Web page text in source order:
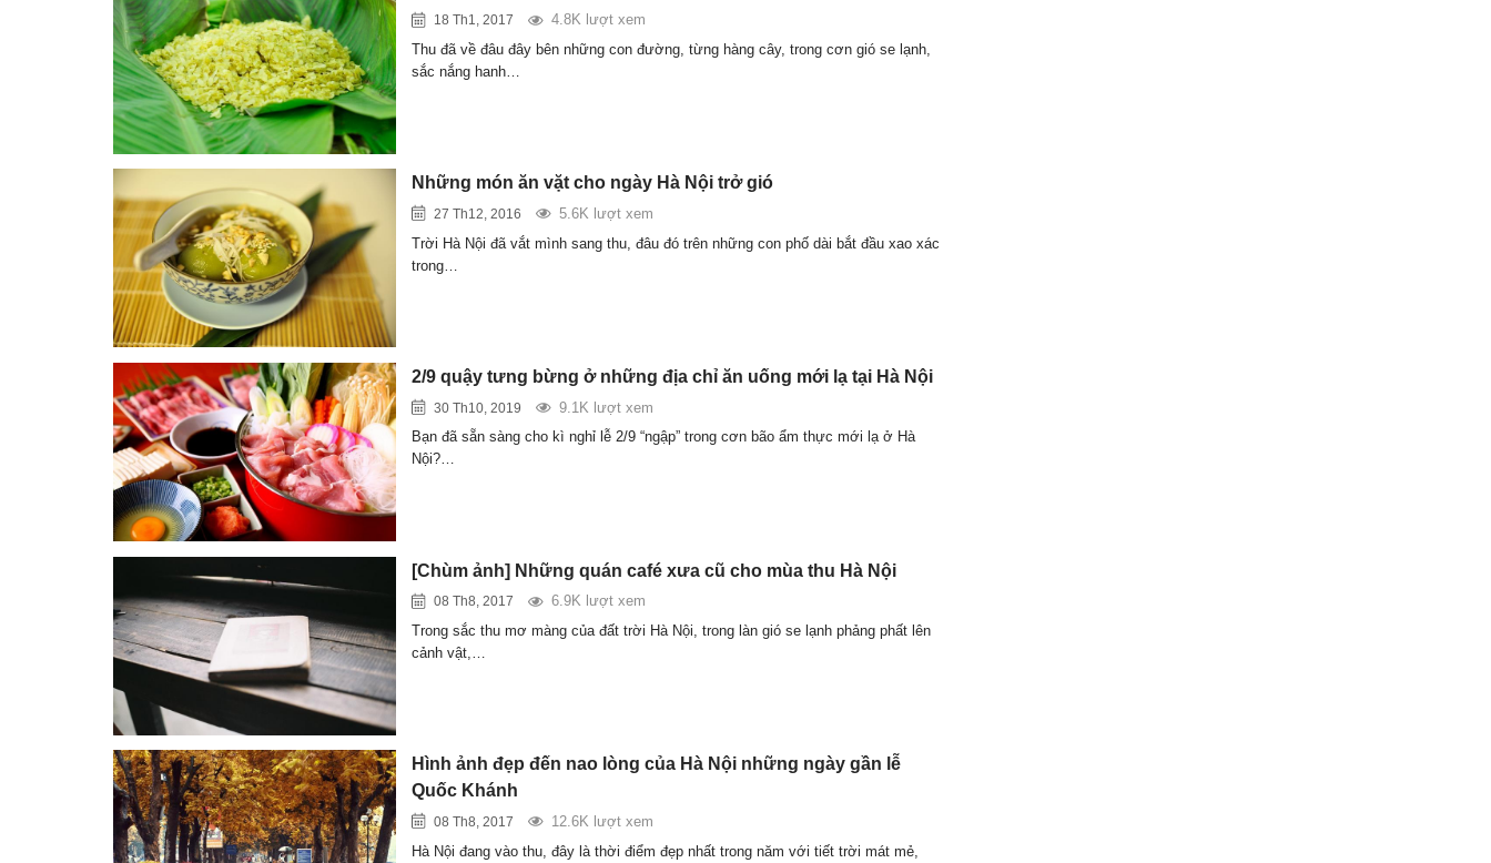
18 Th1, 2017
4.8K lượt xem
Thu đã về đâu đây bên những con đường, từng hàng cây, trong cơn gió se lạnh,
sắc nắng hanh…
Những món ăn vặt cho ngày Hà Nội trở gió
27 Th12, 2016
5.6K lượt xem
Trời Hà Nội đã vắt mình sang thu, đâu đó trên những con phố dài bắt đầu xao xác
trong…
2/9 quậy tưng bừng ở những địa chỉ ăn uống mới lạ tại Hà Nội
30 Th10, 2019
9.1K lượt xem
Bạn đã sẵn sàng cho kì nghỉ lễ 2/9 “ngập” trong cơn bão ẩm thực mới lạ ở Hà
Nội?…
[Chùm ảnh] Những quán café xưa cũ cho mùa thu Hà Nội
08 Th8, 2017
6.9K lượt xem
Trong sắc thu mơ màng của đất trời Hà Nội, trong làn gió se lạnh phảng phất lên
cảnh vật,…
Hình ảnh đẹp đến nao lòng của Hà Nội những ngày gần lễ
Quốc Khánh
08 Th8, 2017
12.6K lượt xem
Hà Nội đang vào thu, đây là thời điểm đẹp nhất trong năm với tiết trời mát mẻ,